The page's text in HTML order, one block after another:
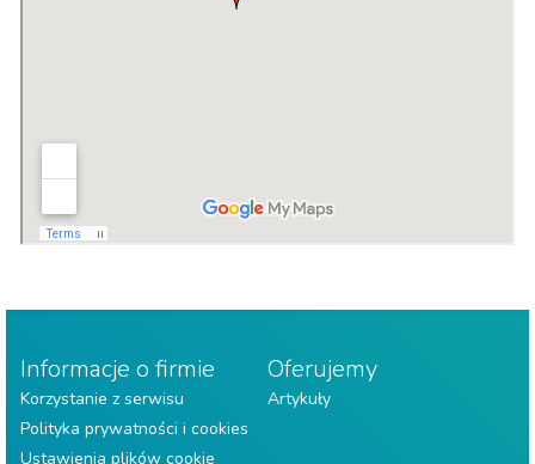
Informacje o firmie
Korzystanie z serwisu
Polityka prywatności i cookies
Ustawienia plików cookie
Oferujemy
Artykuły